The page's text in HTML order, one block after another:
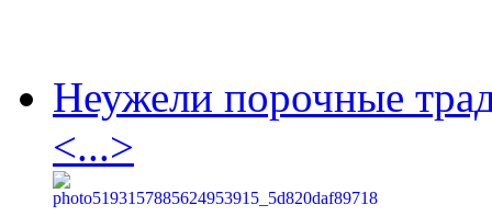
Неужели порочные
<...>